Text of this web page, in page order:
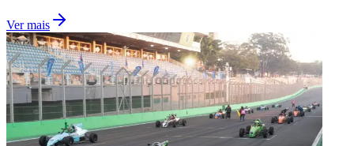
Ver mais